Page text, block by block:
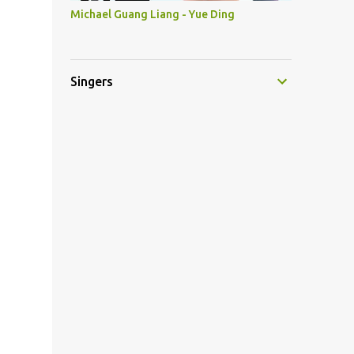
Michael Guang Liang - Yue Ding
Singers